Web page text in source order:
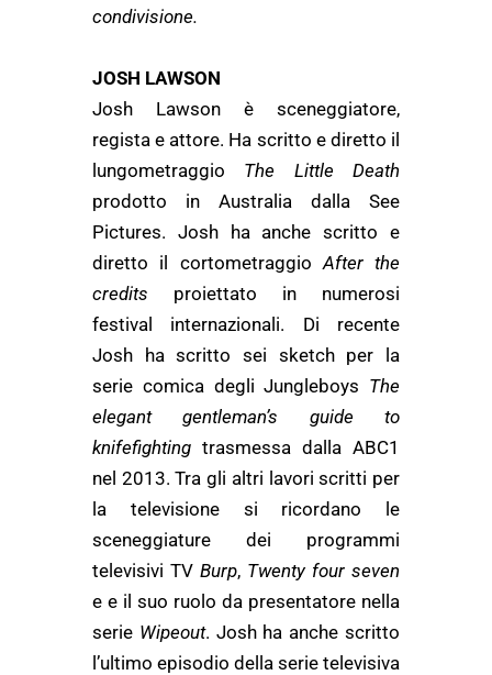
condivisione.
JOSH LAWSON
Josh Lawson è sceneggiatore,
regista e attore. Ha scritto e diretto il
lungometraggio The Little Death
prodotto in Australia dalla See
Pictures. Josh ha anche scritto e
diretto il cortometraggioAfter the
credits proiettato in numerosi
festival internazionali. Di recente
Josh ha scritto sei sketch per la
serie comica degli Jungleboys The
elegant gentleman’s guide to
knifefighting trasmessa dalla ABC1
nel 2013. Tra gli altri lavori scritti per
la televisione si ricordano le
sceneggiature dei programmi
televisivi TV Burp, Twenty four seven
e e il suo ruolo da presentatore nella
serie Wipeout. Josh ha anche scritto
l’ultimo episodio della serie televisiva